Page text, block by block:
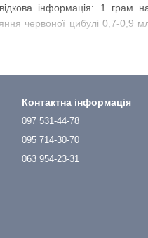
інформація: 1 грам
червоної цибулі 0,7-0,9
Контактна інформація
097 531-44-78
095 714-30-70
063 954-23-31